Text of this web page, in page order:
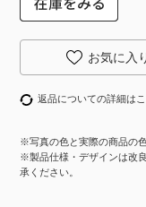
返品についての詳細は
※写真の色と実際の商品の
※製品仕様・デザインは改
承ください。